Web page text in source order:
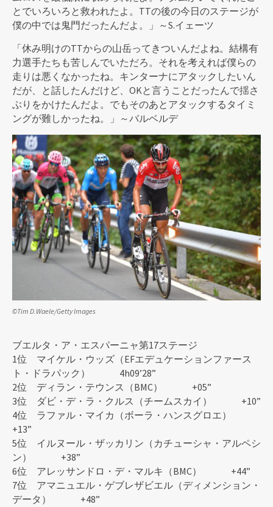
とでいろいろと救われたよ。TTの後の今日のステージが
僕の中では鬼門だったんだよ。」～S.イェーツ
「休み明けのTTからの山岳ってきついんだよね。結構有
力選手たちも苦しんでいただろ。それを考えれば僕らの
走りは悪くなかったね。キンターナにアタックしたいん
だが、と話したんだけど、OKと言うことだったんで揺さ
ぶりをかけたんだよ。でもそのあとアタックするタイミ
ングが難しかったね。」～バルベルデ
©Tim D.Waele/Getty Images
ブエルタ・ア・エスパーニャ第17ステージ
1位 マイケル・ウッズ（EFエデュケーションファース
ト・ドラパック） 4h09’28”
2位 ディラン・テウンス（BMC） +05”
3位 ダビ・デ・ラ・クルス（チームスカイ） +10”
4位 ラファル・マイカ（ボーラ・ハンスグロエ）
+13”
5位 イルヌール・ザッカリン（カチューシャ・アルペシ
ン） +38”
6位 アレッサンドロ・デ・マルキ（BMC） +44”
7位 アマニュエル・ゲブレザビエル（ディメンション・
データ） +48”